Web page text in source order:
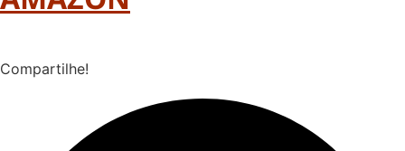
Compartilhe!